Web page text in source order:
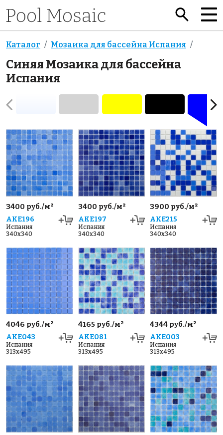
Каталог Мозаика для бассейна Испания
Синяя Мозаика для бассейна
Испания
3400 руб./м²
AKE196
Испания
340x340
3400 руб./м²
AKE197
Испания
340x340
3900 руб./м²
AKE215
Испания
340x340
4046 руб./м²
AKE043
Испания
313x495
4165 руб./м²
AKE081
Испания
313x495
4344 руб./м²
AKE003
Испания
313x495